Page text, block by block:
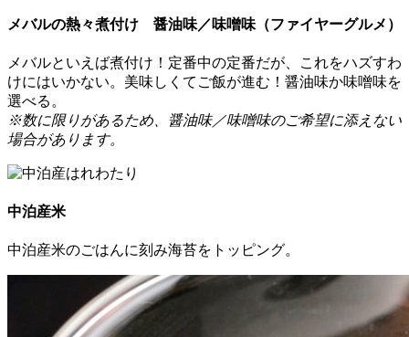
メバルの熱々煮付け 醤油味／味噌味（ファイヤーグルメ）
メバルといえば煮付け！定番中の定番だが、これをハズすわ
けにはいかない。美味しくてご飯が進む！醤油味か味噌味を
選べる。
※数に限りがあるため、醤油味／味噌味のご希望に添えない
場合があります。
中泊産米
中泊産米のごはんに刻み海苔をトッピング。